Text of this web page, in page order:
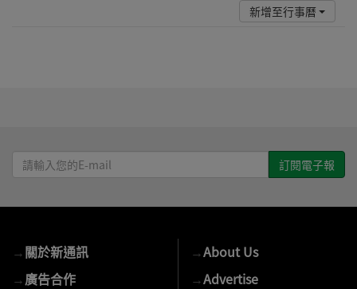
新增至行事曆
請
輸
E-
mail
→關於新通訊
→廣告合作
→About Us
→Advertise